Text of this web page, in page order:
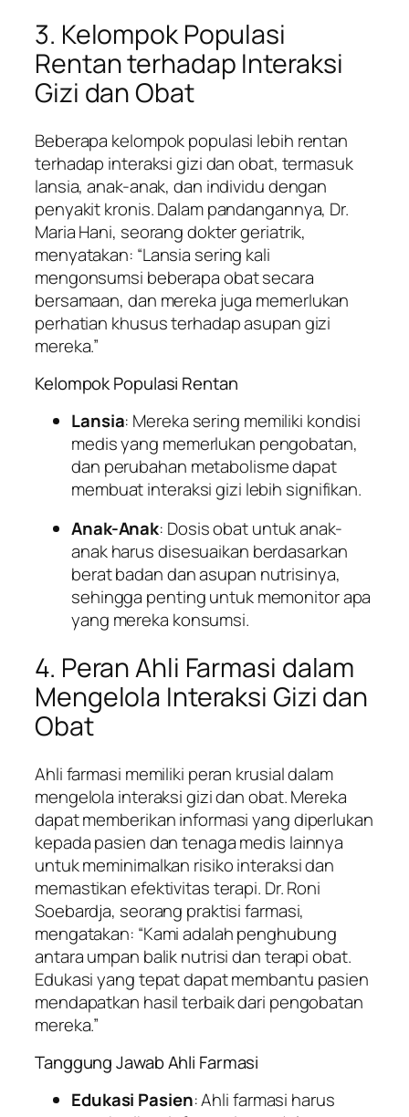
3. Kelompok Populasi
Rentan terhadap Interaksi
Gizi dan Obat
Beberapa kelompok populasi lebih rentan
terhadap interaksi gizi dan obat, termasuk
lansia, anak-anak, dan individu dengan
penyakit kronis. Dalam pandangannya, Dr.
Maria Hani, seorang dokter geriatrik,
menyatakan: “Lansia sering kali
mengonsumsi beberapa obat secara
bersamaan, dan mereka juga memerlukan
perhatian khusus terhadap asupan gizi
mereka.”
Kelompok Populasi Rentan
Lansia: Mereka sering memiliki kondisi
medis yang memerlukan pengobatan,
dan perubahan metabolisme dapat
membuat interaksi gizi lebih signifikan.
Anak-Anak: Dosis obat untuk anak-
anak harus disesuaikan berdasarkan
berat badan dan asupan nutrisinya,
sehingga penting untuk memonitor apa
yang mereka konsumsi.
4. Peran Ahli Farmasi dalam
Mengelola Interaksi Gizi dan
Obat
Ahli farmasi memiliki peran krusial dalam
mengelola interaksi gizi dan obat. Mereka
dapat memberikan informasi yang diperlukan
kepada pasien dan tenaga medis lainnya
untuk meminimalkan risiko interaksi dan
memastikan efektivitas terapi. Dr. Roni
Soebardja, seorang praktisi farmasi,
mengatakan: “Kami adalah penghubung
antara umpan balik nutrisi dan terapi obat.
Edukasi yang tepat dapat membantu pasien
mendapatkan hasil terbaik dari pengobatan
mereka.”
Tanggung Jawab Ahli Farmasi
Edukasi Pasien: Ahli farmasi harus